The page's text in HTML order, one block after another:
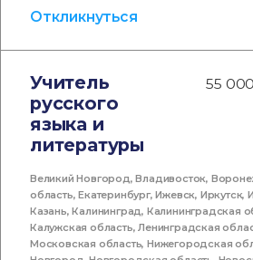
Откликнуться
Учитель
русского
языка и
литературы
55
Великий Новгород,Владивосток,
область,Екатеринбург,Ижевск, Иркутск,
Казань,Калининград, Калининградская
Калужская область,Ленинградская
Московская область,Нижегородская